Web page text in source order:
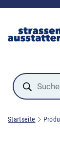
Products
search
Startseite